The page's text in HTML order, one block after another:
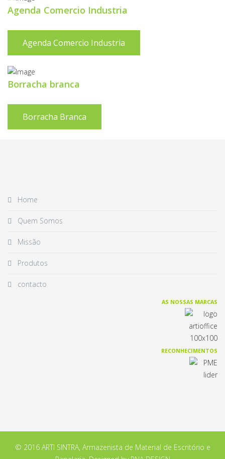
Agenda Comercio Industria
Agenda Comercio Industria
Borracha branca
Borracha Branca
Home
Quem Somos
Missão
Produtos
contacto
AS NOSSAS MARCAS
RECONHECIMENTOS
© 2016 ARTI SINTRA, Armazenista de Material de Escritório e